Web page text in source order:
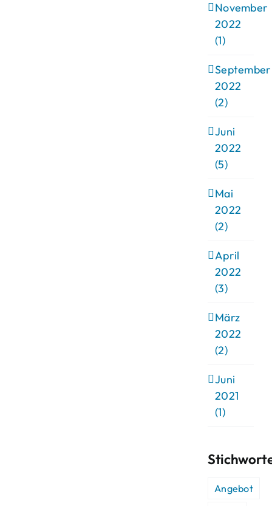
November
2022
(1)
September
2022
(2)
Juni
2022
(5)
Mai
2022
(2)
April
2022
(3)
März
2022
(2)
Juni
2021
(1)
Angebot